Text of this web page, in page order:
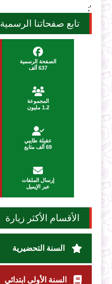
';
تابع صفحاتنا الرسمية
الصفحة الرسمية
637 ألف
المجموعة
1.2 مليون
عقيلة طايبي
69 ألف متابع
إرسال الملفات
عبر الإيميل
الأقسام الأكثر زيارة
السنة التحضيرية
السنة الأولى ابتدائي